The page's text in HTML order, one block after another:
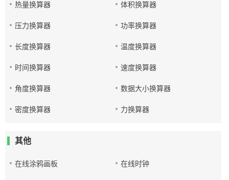
热量换算器 体积换算器
压力换算器 功率换算器
长度换算器 温度换算器
时间换算器 速度换算器
角度换算器 数据大小换算器
密度换算器 力换算器
其他
在线涂鸦画板 在线时钟